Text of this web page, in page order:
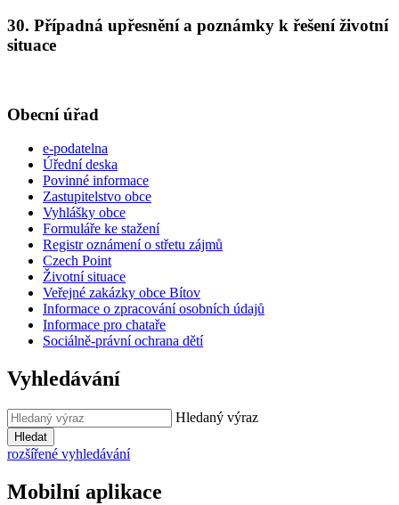
30. Případná upřesnění a poznámky k řešení životní
situace
Obecní úřad
e-podatelna
Úřední deska
Povinné informace
Zastupitelstvo obce
Vyhlášky obce
Formuláře ke stažení
Registr oznámení o střetu zájmů
Czech Point
Životní situace
Veřejné zakázky obce Bítov
Informace o zpracování osobních údajů
Informace pro chataře
Sociálně-právní ochrana dětí
Vyhledávání
Hledaný výraz
Hledat
rozšířené vyhledávání
Mobilní aplikace